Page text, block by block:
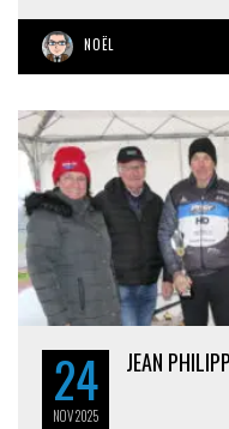
NOËL
24
NOV2025
JEAN